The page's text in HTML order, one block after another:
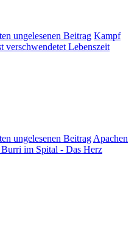
Kampf
verschwendetet Lebenszeit
Apachen
im Spital - Das Herz